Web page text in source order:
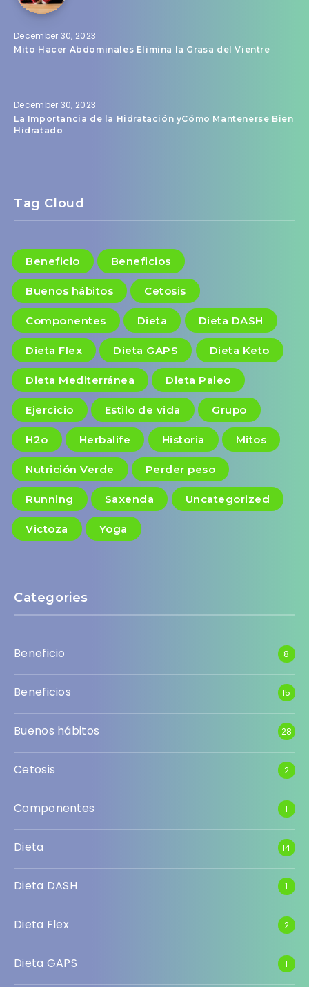
December 30, 2023
Mito Hacer Abdominales Elimina la Grasa del Vientre
December 30, 2023
La Importancia de la Hidratación yCómo Mantenerse Bien
Hidratado
Tag Cloud
Beneficio Beneficios
Buenos hábitos Cetosis
Componentes Dieta Dieta DASH
Dieta Flex Dieta GAPS Dieta Keto
Dieta Mediterránea Dieta Paleo
Ejercicio Estilo de vida Grupo
H2o Herbalife Historia Mitos
Nutrición Verde Perder peso
Running Saxenda Uncategorized
Victoza Yoga
Categories
Beneficio 8
Beneficios 15
Buenos hábitos 28
Cetosis 2
Componentes 1
Dieta 14
Dieta DASH 1
Dieta Flex 2
Dieta GAPS 1